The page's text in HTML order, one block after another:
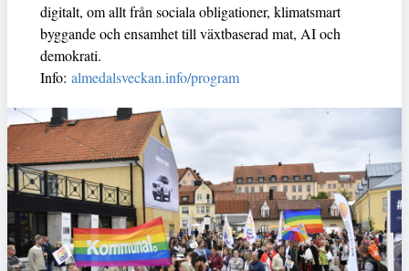
digitalt, om allt från sociala obligationer, klimatsmart
byggande och ensamhet till växtbaserad mat, AI och
demokrati.
Info: almedalsveckan.info/program